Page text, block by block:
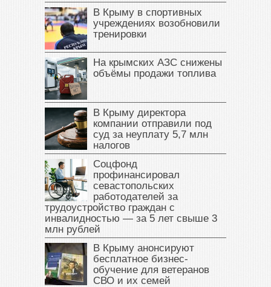
В Крыму в спортивных
учреждениях возобновили
тренировки
На крымских АЗС снижены
объёмы продажи топлива
В Крыму директора
компании отправили под
суд за неуплату 5,7 млн
налогов
Соцфонд
профинансировал
севастопольских
работодателей за
трудоустройство граждан с
инвалидностью — за 5 лет свыше 3
млн рублей
В Крыму анонсируют
бесплатное бизнес-
обучение для ветеранов
СВО и их семей